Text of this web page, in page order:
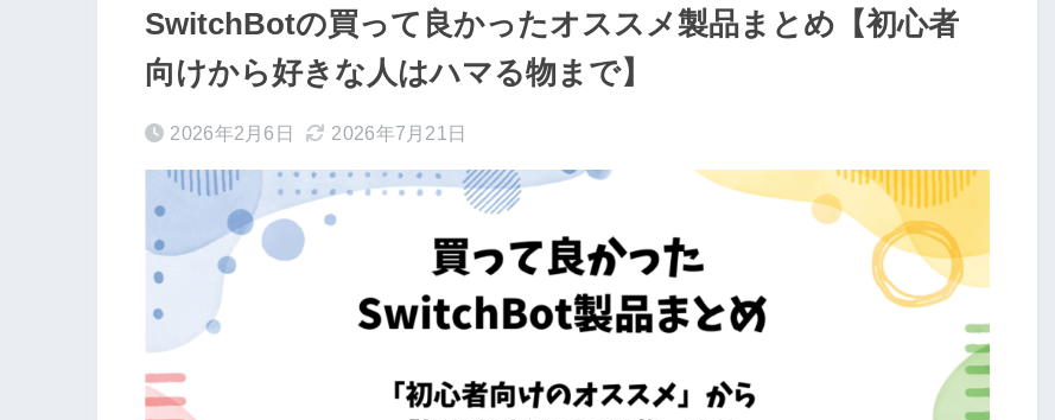
SwitchBotの買って良かったオススメ製品まとめ【初心者
向けから好きな人はハマる物まで】
2026年2月6日 2026年7月21日